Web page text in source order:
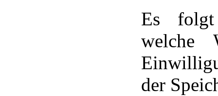
Es folgt
welche
der